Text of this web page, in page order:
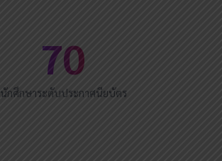
70
นักศึกษาระดับประกาศนียบัตร